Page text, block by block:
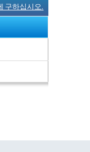
구하십시오.